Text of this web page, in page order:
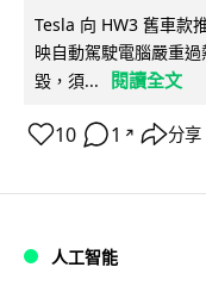
Tesla 向 HW3 舊車款
映自動駕駛電腦嚴重
毀，須...
閱讀全文
10 1 ↗ 分享
人工智能